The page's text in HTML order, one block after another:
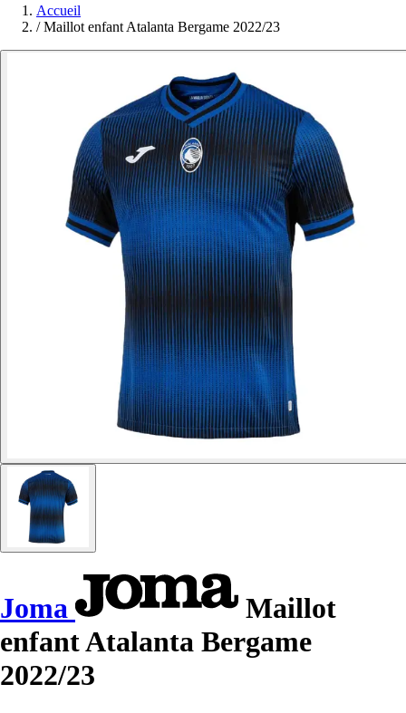
Accueil
/ Maillot enfant Atalanta Bergame 2022/23
Joma
Maillot
enfant Atalanta Bergame
2022/23